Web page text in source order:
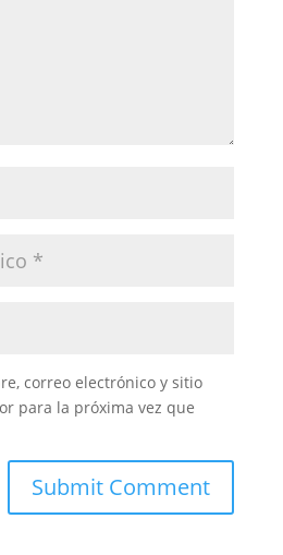
correo electrónico y sitio
para la próxima vez que